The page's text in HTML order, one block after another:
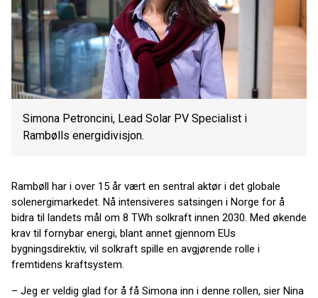
Simona Petroncini, Lead Solar PV Specialist i
Rambølls energidivisjon.
Rambøll har i over 15 år vært en sentral aktør i det globale
solenergimarkedet. Nå intensiveres satsingen i Norge for å
bidra til landets mål om 8 TWh solkraft innen 2030. Med økende
krav til fornybar energi, blant annet gjennom EUs
bygningsdirektiv, vil solkraft spille en avgjørende rolle i
fremtidens kraftsystem.
– Jeg er veldig glad for å få Simona inn i denne rollen, sier Nina